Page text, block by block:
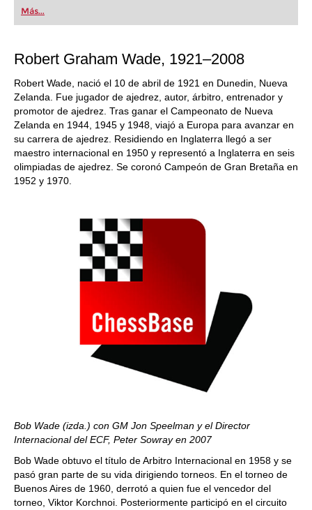
first steps into the world of club chess, or already
playing at a tournament level: with FRITZ, you can
train more efficiently, intelligently and with a
Más...
Robert Graham Wade, 1921–2008
Robert Wade, nació el 10 de abril de 1921 en Dunedin, Nueva
Zelanda. Fue jugador de ajedrez, autor, árbitro, entrenador y
promotor de ajedrez. Tras ganar el Campeonato de Nueva
Zelanda en 1944, 1945 y 1948, viajó a Europa para avanzar en
su carrera de ajedrez. Residiendo en Inglaterra llegó a ser
maestro internacional en 1950 y representó a Inglaterra en seis
olimpiadas de ajedrez. Se coronó Campeón de Gran Bretaña en
1952 y 1970.
Bob Wade (izda.) con GM Jon Speelman y el Director
Internacional del ECF, Peter Sowray en 2007
Bob Wade obtuvo el título de Arbitro Internacional en 1958 y se
pasó gran parte de su vida dirigiendo torneos. En el torneo de
Buenos Aires de 1960, derrotó a quien fue el vencedor del
torneo, Viktor Korchnoi. Posteriormente participó en el circuito